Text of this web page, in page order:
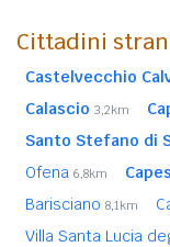
Cittadini
Castelvecchio
Calascio 3,2km
Santo Stefano di
Ofena 6,8km
Barisciano 8,1km
Villa Santa Lucia